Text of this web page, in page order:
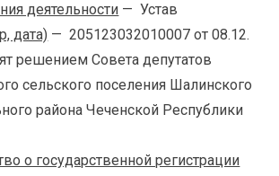
деятельности — Устав
дата) — 205123032010007 от 08.12.
решением Совета депутатов
сельского поселения Шалинского
района Чеченской Республики
о государственной регистрации